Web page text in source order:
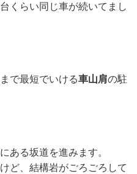
くらい同じ車が続いてまし
まで最短でいける車山肩の駐
ある坂道を進みます。
ど、結構岩がごろごろして